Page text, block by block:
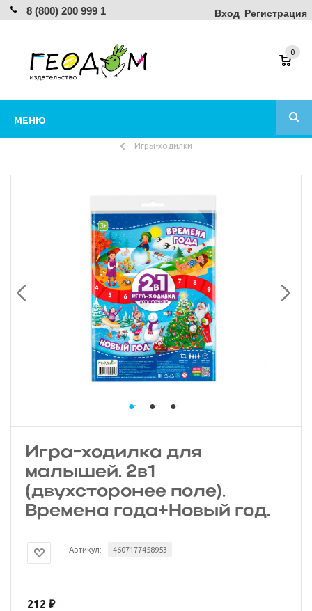
8 (800) 200 999 1 Вход Регистрация
МЕНЮ
0
Игры-ходилки
Игра-ходилка для
малышей. 2в1
(двухсторонее поле).
Времена года+Новый год.
Артикул: 4607177458953
212 ₽